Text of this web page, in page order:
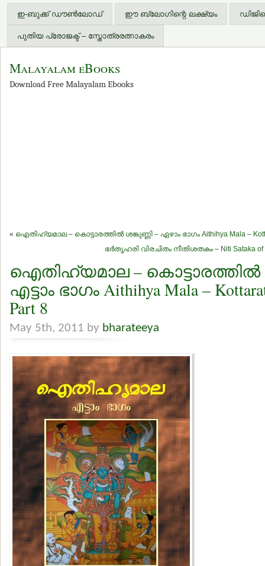
ഇ-ബുക്ക് ഡൗണ്‍ലോഡ് ഈ ബ്ലോഗിന്റെ ലക്ഷ്യം
പുതിയ പ്രോജക്ട് – സ്തോത്രരത്നാകരം
Malayalam eBooks
Download Free Malayalam Ebooks
« ഐതിഹ്യമാല – കൊട്ടാരത്തില്‍ ശങ്കുണ്ണി – ഏഴാം ഭാഗം Aithihya Mala –
ഭര്‍തൃഹരി വിരചിതം നീതിശതകം – Niti Sataka of
ഐതിഹ്യമാല – കൊട്ടാരത്തില്‍
എട്ടാം ഭാഗം Aithihya Mala –
Part 8
May 5th, 2011 by bharateeya